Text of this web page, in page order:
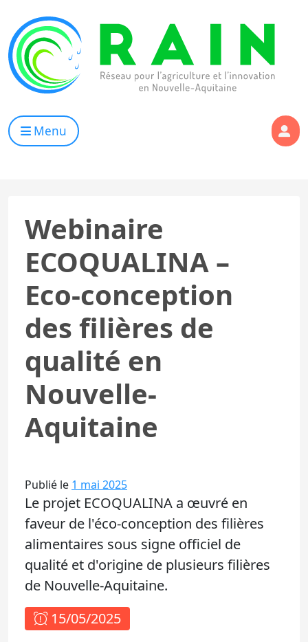
Menu
Webinaire
ECOQUALINA –
Eco-conception
des filières de
qualité en
Nouvelle-
Aquitaine
Publié le 1 mai 2025
Le projet ECOQUALINA a œuvré en
faveur de l'éco-conception des filières
alimentaires sous signe officiel de
qualité et d'origine de plusieurs filières
de Nouvelle-Aquitaine.
15/05/2025